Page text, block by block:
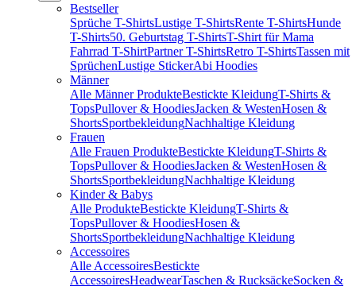
Bestseller
Sprüche T-ShirtsLustige T-ShirtsRente T-ShirtsHunde
T-Shirts50. Geburtstag T-ShirtsT-Shirt für Mama
Fahrrad T-ShirtPartner T-ShirtsRetro T-ShirtsTassen mit
SprüchenLustige StickerAbi Hoodies
Männer
Alle Männer ProdukteBestickte KleidungT-Shirts &
TopsPullover & HoodiesJacken & WestenHosen &
ShortsSportbekleidungNachhaltige Kleidung
Frauen
Alle Frauen ProdukteBestickte KleidungT-Shirts &
TopsPullover & HoodiesJacken & WestenHosen &
ShortsSportbekleidungNachhaltige Kleidung
Kinder & Babys
Alle ProdukteBestickte KleidungT-Shirts &
TopsPullover & HoodiesHosen &
ShortsSportbekleidungNachhaltige Kleidung
Accessoires
Alle AccessoiresBestickte
AccessoiresHeadwearTaschen & RucksäckeSocken &